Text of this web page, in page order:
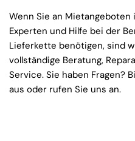
Wenn Sie an
Experten und Hilfe bei der
Lieferkette benötigen, sind
vollständige Beratung,
Service. Sie haben Fragen?
aus oder rufen Sie uns an.